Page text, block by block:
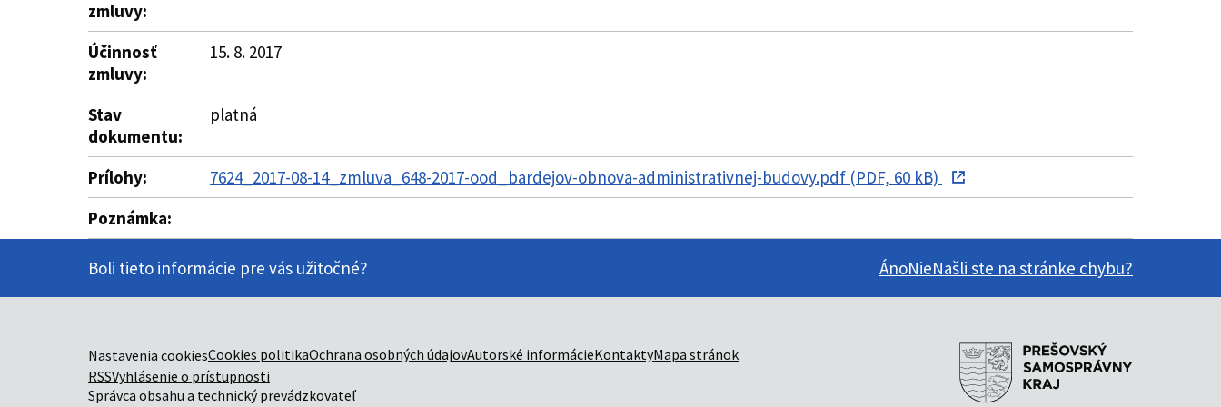
zmluvy:
Účinnosť
zmluvy:
15. 8. 2017
Stav
dokumentu:
platná
Prílohy:
7624_2017-08-14_zmluva_648-2017-ood_bardejov-obnova-administrativnej-budovy.pdf (PDF, 60 kB)
Poznámka:
Boli tieto informácie pre vás užitočné? ÁnoNieNašli ste na stránke chybu?
Nastavenia cookiesCookies politikaOchrana osobných údajovAutorské informácieKontaktyMapa stránok
RSSVyhlásenie o prístupnosti
Správca obsahu a technický prevádzkovateľ